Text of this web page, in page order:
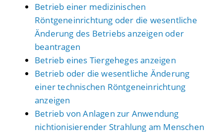
Betrieb einer medizinischen
Röntgeneinrichtung oder die wesentliche
Änderung des Betriebs anzeigen oder
beantragen
Betrieb eines Tiergeheges anzeigen
Betrieb oder die wesentliche Änderung
einer technischen Röntgeneinrichtung
anzeigen
Betrieb von Anlagen zur Anwendung
nichtionisierender Strahlung am Menschen